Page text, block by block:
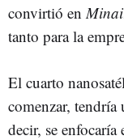
convirtió en
tanto para la
El cuarto
comenzar,
decir, se